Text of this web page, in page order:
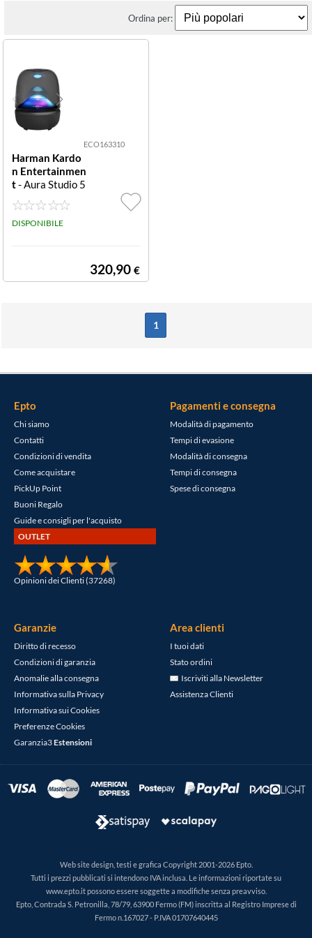
Ordina per:
ECO163310
Harman Kardo
n Entertainmen
t- Aura Studio 5
Altoparlante 3-
vie 160W Rms
HARMAN KAR
DISPONIBILE
320,90 €
1
Epto
Chi siamo
Contatti
Condizioni di vendita
Come acquistare
PickUp Point
Buoni Regalo
Guide e consigli per l'acquisto
OUTLET
Opinioni dei Clienti (37268)
Pagamenti e consegna
Modalità di pagamento
Tempi di evasione
Modalità di consegna
Tempi di consegna
Spese di consegna
Garanzie
Diritto di recesso
Condizioni di garanzia
Anomalie alla consegna
Informativa sulla Privacy
Informativa sui Cookies
Preferenze Cookies
Garanzia3Estensioni
Area clienti
I tuoi dati
Stato ordini
Iscriviti alla Newsletter
Assistenza Clienti
Web site design, testi e grafica Copyright 2001-2026 Epto.
Tutti i prezzi pubblicati si intendono IVA inclusa. Le informazioni riportate su
www.epto.it possono essere soggette a modifiche senza preavviso.
Epto, Contrada S. Petronilla, 78/79, 63900 Fermo (FM) inscritta al Registro Imprese di
Fermo n.167027 - P.IVA 01707640445